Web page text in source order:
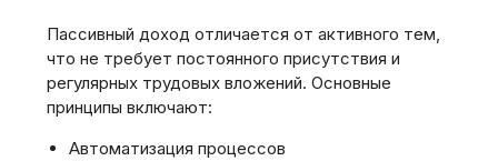
Пассивный доход отличается от активного тем,
что не требует постоянного присутствия и
регулярных трудовых вложений. Основные
принципы включают:
Автоматизация процессов